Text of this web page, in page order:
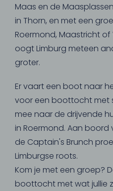
Maas en de
in Thorn, en met een
Roermond, Maastricht
oogt Limburg meteen
groter.
Er vaart een boot naar
voor een boottocht met
mee naar de drijvende
in Roermond. Aan boord
de Captain's Brunch
Limburgse roots.
Kom je met een groep?
boottocht met wat jullie